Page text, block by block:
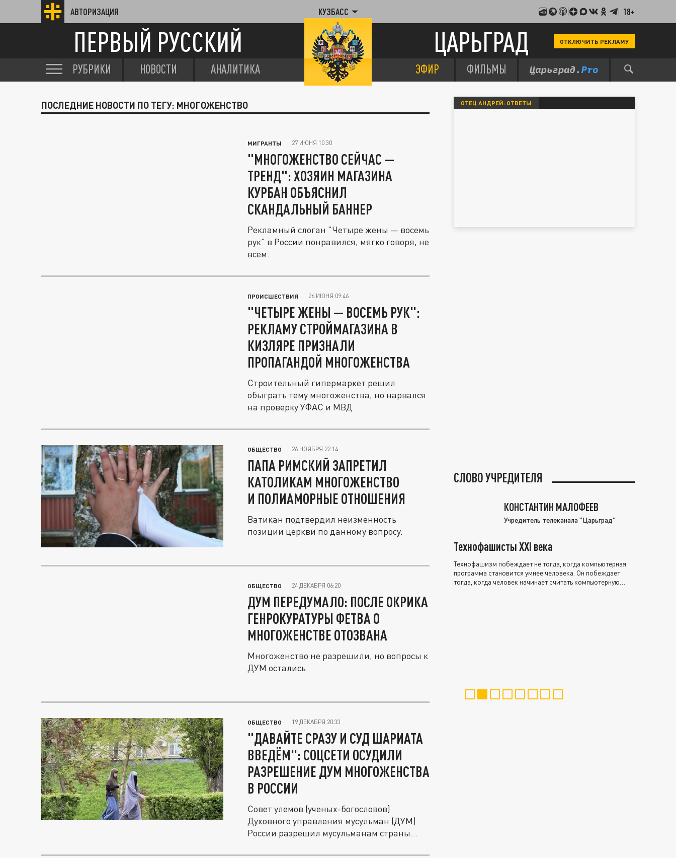
АВТОРИЗАЦИЯ КУЗБАСС 18+
ПЕРВЫЙ РУССКИЙ ЦАРЬГРАД ОТКЛЮЧИТЬ РЕКЛАМУ
РУБРИКИ НОВОСТИ АНАЛИТИКА ЭФИР ФИЛЬМЫ
ПОСЛЕДНИЕ НОВОСТИ ПО ТЕГУ: МНОГОЖЕНСТВО
МИГРАНТЫ 27 ИЮНЯ 10:30
"МНОГОЖЕНСТВО СЕЙЧАС —
ТРЕНД": ХОЗЯИН МАГАЗИНА
КУРБАН ОБЪЯСНИЛ
СКАНДАЛЬНЫЙ БАННЕР
Рекламный слоган "Четыре жены — восемь
рук" в России понравился, мягко говоря, не
всем.
ПРОИСШЕСТВИЯ 26 ИЮНЯ 09:46
"ЧЕТЫРЕ ЖЕНЫ — ВОСЕМЬ РУК":
РЕКЛАМУ СТРОЙМАГАЗИНА В
КИЗЛЯРЕ ПРИЗНАЛИ
ПРОПАГАНДОЙ МНОГОЖЕНСТВА
Строительный гипермаркет решил
обыграть тему многоженства, но нарвался
на проверку УФАС и МВД.
ОБЩЕСТВО 26 НОЯБРЯ 22:14
ПАПА РИМСКИЙ ЗАПРЕТИЛ
КАТОЛИКАМ МНОГОЖЕНСТВО
И ПОЛИАМОРНЫЕ ОТНОШЕНИЯ
Ватикан подтвердил неизменность
позиции церкви по данному вопросу.
ОБЩЕСТВО 24 ДЕКАБРЯ 06:20
ДУМ ПЕРЕДУМАЛО: ПОСЛЕ ОКРИКА
ГЕНРОКУРАТУРЫ ФЕТВА О
МНОГОЖЕНСТВЕ ОТОЗВАНА
Многоженство не разрешили, но вопросы к
ДУМ остались.
ОБЩЕСТВО 19 ДЕКАБРЯ 20:33
"ДАВАЙТЕ СРАЗУ И СУД ШАРИАТА
ВВЕДЁМ": СОЦСЕТИ ОСУДИЛИ
РАЗРЕШЕНИЕ ДУМ МНОГОЖЕНСТВА
В РОССИИ
Совет улемов (ученых-богословов)
Духовного управления мусульман (ДУМ)
России разрешил мусульманам страны...
ОТЕЦ АНДРЕЙ: ОТВЕТЫ
СЛОВО УЧРЕДИТЕЛЯ
КОНСТАНТИН МАЛОФЕЕВ
Учредитель телеканала "Царьград"
Технофашисты XXI века
Технофашизм побеждает не тогда, когда компьютерная
программа становится умнее человека. Он побеждает
тогда, когда человек начинает считать компьютерную